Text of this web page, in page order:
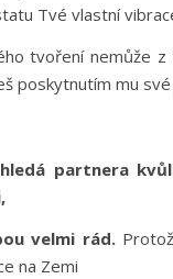
Tvé vlastní
tvoření nemůže z
poskytnutím mu
partnera
velmi rád.
na Zemi